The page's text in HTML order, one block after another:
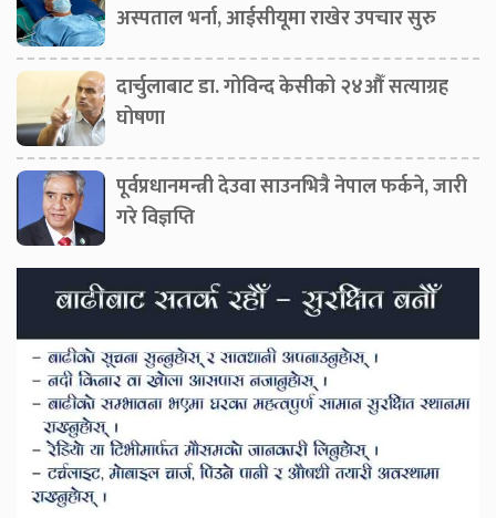
अस्पताल भर्ना, आईसीयूमा राखेर उपचार सुरु
दार्चुलाबाट डा. गोविन्द केसीको २४औँ सत्याग्रह
घोषणा
पूर्वप्रधानमन्त्री देउवा साउनभित्रै नेपाल फर्कने, जारी
गरे विज्ञप्ति